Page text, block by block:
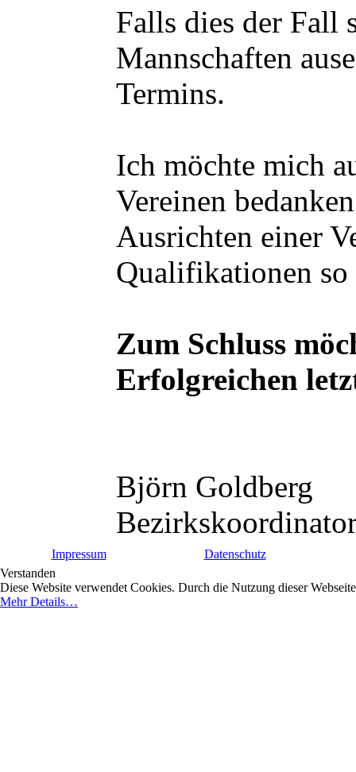
Falls dies der Fall
Mannschaften
Termins.
Ich möchte mich
Vereinen
Ausrichten einer
Qualifikationen
Zum Schluss
Erfolgreichen
Björn Goldberg
Impressum
Datenschutz
Verstanden
Diese Website verwendet Cookies. Durch die Nutzung dieser
Mehr Details…